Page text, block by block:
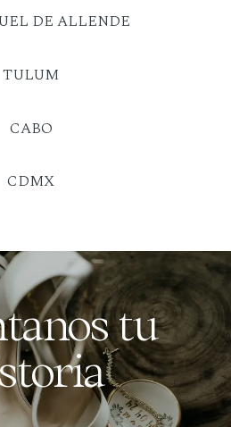
tu
DE ALLENDE
TULUM
CABO
CDMX